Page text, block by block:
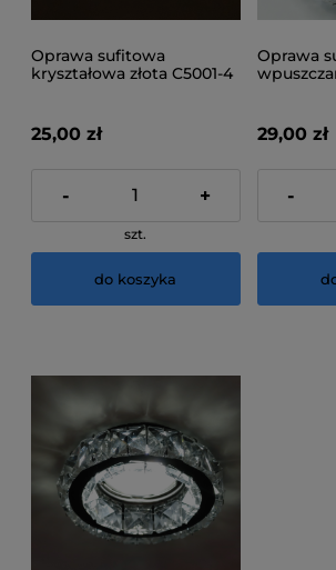
Oprawa sufitowa
kryształowa złota C5001-4
25,00 zł
- +
szt.
do koszyka
Oprawa
29,00 zł
-